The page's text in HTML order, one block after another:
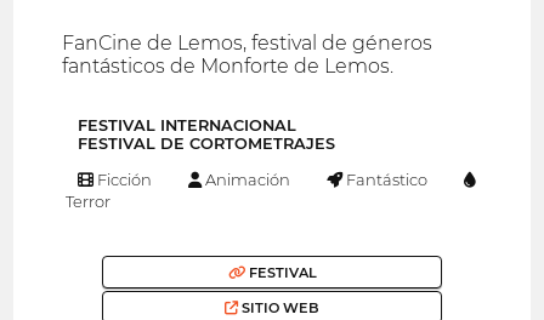
FanCine de Lemos, festival de géneros
fantásticos de Monforte de Lemos.
FESTIVAL INTERNACIONAL
FESTIVAL DE CORTOMETRAJES
Ficción Animación
Fantástico
Terror
FESTIVAL
SITIO WEB